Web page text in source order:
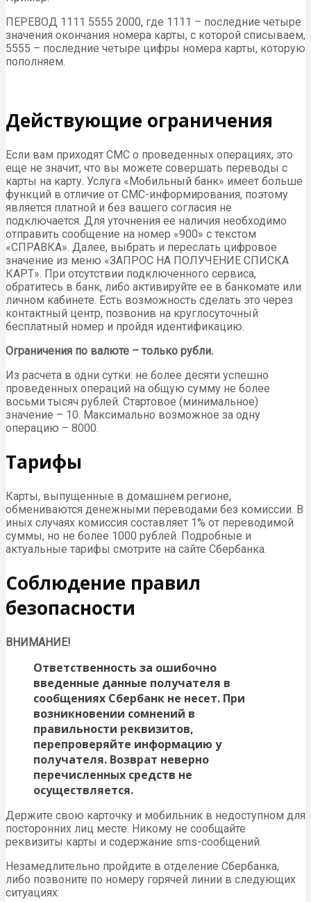
ПЕРЕВОД 1111 5555 2000, где 1111 – последние четыре
значения окончания номера карты, с которой списываем,
5555 – последние четыре цифры номера карты, которую
пополняем.
Действующие ограничения
Если вам приходят СМС о проведенных операциях, это
еще не значит, что вы можете совершать переводы с
карты на карту. Услуга «Мобильный банк» имеет больше
функций в отличие от СМС-информирования, поэтому
является платной и без вашего согласия не
подключается. Для уточнения ее наличия необходимо
отправить сообщение на номер «900» с текстом
«СПРАВКА». Далее, выбрать и переслать цифровое
значение из меню «ЗАПРОС НА ПОЛУЧЕНИЕ СПИСКА
КАРТ». При отсутствии подключенного сервиса,
обратитесь в банк, либо активируйте ее в банкомате или
личном кабинете. Есть возможность сделать это через
контактный центр, позвонив на круглосуточный
бесплатный номер и пройдя идентификацию.
Ограничения по валюте – только рубли.
Из расчета в одни сутки: не более десяти успешно
проведенных операций на общую сумму не более
восьми тысяч рублей. Стартовое (минимальное)
значение – 10. Максимально возможное за одну
операцию – 8000.
Тарифы
Карты, выпущенные в домашнем регионе,
обмениваются денежными переводами без комиссии. В
иных случаях комиссия составляет 1% от переводимой
суммы, но не более 1000 рублей. Подробные и
актуальные тарифы смотрите на сайте Сбербанка.
Соблюдение правил
безопасности
ВНИМАНИЕ!
Ответственность за ошибочно
введенные данные получателя в
сообщениях Сбербанк не несет. При
возникновении сомнений в
правильности реквизитов,
перепроверяйте информацию у
получателя. Возврат неверно
перечисленных средств не
осуществляется.
Держите свою карточку и мобильник в недоступном для
посторонних лиц месте. Никому не сообщайте
реквизиты карты и содержание sms-сообщений.
Незамедлительно пройдите в отделение Сбербанка,
либо позвоните по номеру горячей линии в следующих
ситуациях: